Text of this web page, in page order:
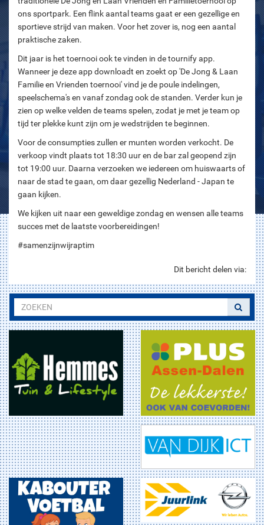
ons sportpark. Een flink aantal teams gaat er een gezellige en
sportieve strijd van maken. Voor het zover is, nog een aantal
praktische zaken.
Dit jaar is het toernooi ook te vinden in de tournify app.
Wanneer je deze app downloadt en zoekt op 'De Jong & Laan
Familie en Vrienden toernooi' vind je de poule indelingen,
speelschema's en vanaf zondag ook de standen. Verder kun je
zien op welke velden de teams spelen, zodat je met je team op
tijd ter plekke kunt zijn om je wedstrijden te beginnen.
Voor de consumpties zullen er munten worden verkocht. De
verkoop vindt plaats tot 18:30 uur en de bar zal geopend zijn
tot 19:00 uur. Daarna verzoeken we iedereen om huiswaarts of
naar de stad te gaan, om daar gezellig Nederland - Japan te
gaan kijken.
We kijken uit naar een geweldige zondag en wensen alle teams
succes met de laatste voorbereidingen!
#samenzijnwijraptim
Dit bericht delen via: